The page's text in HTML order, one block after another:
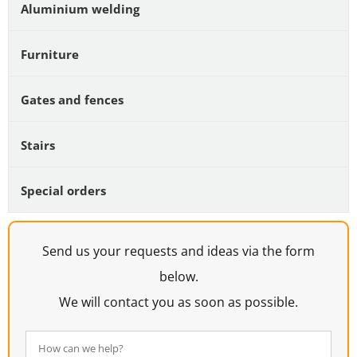
Aluminium welding
Furniture
Gates and fences
Stairs
Special orders
Send us your requests and ideas via the form
below.
We will contact you as soon as possible.